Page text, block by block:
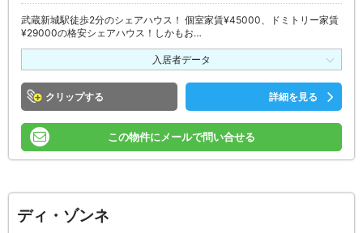
武蔵新城駅徒歩2分のシェアハウス！ 個室家賃¥45000、ドミトリー家賃
¥29000の格安シェアハウス！しかもお…
入居者データ
クリップ 詳細を見る
この物件にメールで問い合せる
ディ・ゾンネ